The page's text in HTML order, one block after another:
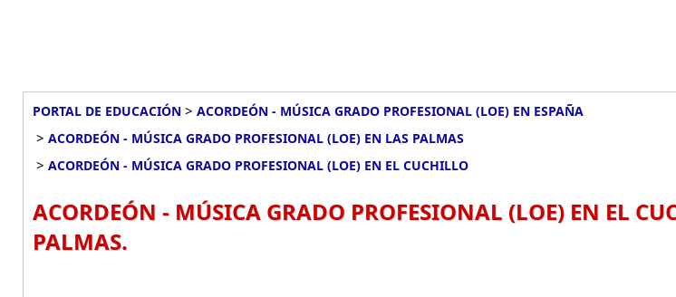
PORTAL DE EDUCACIÓN > ACORDEÓN - MÚSICA GRADO PROFESIONAL (LOE) EN ESPAÑA
> ACORDEÓN - MÚSICA GRADO PROFESIONAL (LOE) EN LAS PALMAS
> ACORDEÓN - MÚSICA GRADO PROFESIONAL (LOE) EN EL CUCHILLO
ACORDEÓN - MÚSICA GRADO PROFESIONAL (LOE) EN EL
PALMAS.